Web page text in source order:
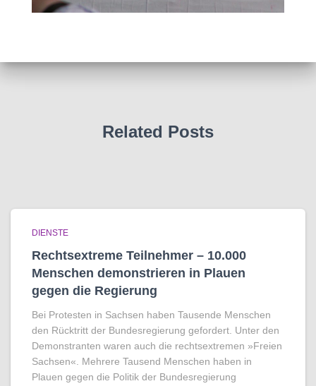
Related Posts
DIENSTE
Rechtsextreme Teilnehmer – 10.000
Menschen demonstrieren in Plauen
gegen die Regierung
Bei Protesten in Sachsen haben Tausende Menschen
den Rücktritt der Bundesregierung gefordert. Unter den
Demonstranten waren auch die rechtsextremen »Freien
Sachsen«. Mehrere Tausend Menschen haben in
Plauen gegen die Politik der Bundesregierung